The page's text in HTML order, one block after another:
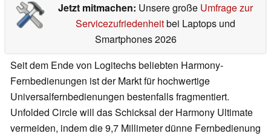
Jetzt mitmachen: Unsere große Umfrage zur
Servicezufriedenheitbei Laptops und
Smartphones 2026
Seit dem Ende von Logitechs beliebten Harmony-
Fernbedienungen ist der Markt für hochwertige
Universalfernbedienungen bestenfalls fragmentiert.
Unfolded Circle will das Schicksal der Harmony Ultimate
vermeiden, indem die 9,7 Millimeter dünne Fernbedienung